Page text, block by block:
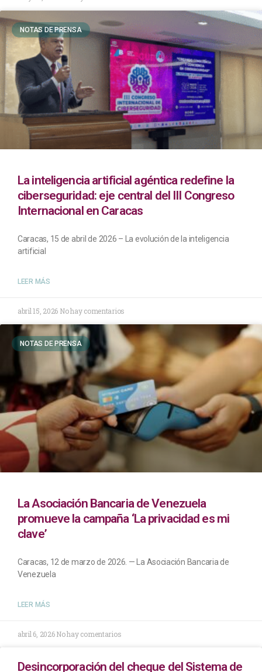
NOTAS DE PRENSA
La inteligencia artificial agéntica redefine la
ciberseguridad: eje central del III Congreso
Internacional en Caracas
Caracas, 15 de abril de 2026 – La evolución de la inteligencia
artificial
LEER MÁS
abril 15, 2026 No hay comentarios
NOTAS DE PRENSA
La Asociación Bancaria de Venezuela
promueve la campaña ‘La privacidad es mi
clave’
Caracas, 12 de marzo de 2026. — La Asociación Bancaria de
Venezuela
LEER MÁS
abril 6, 2026No hay comentarios
Desincorporación del cheque del Sistema de